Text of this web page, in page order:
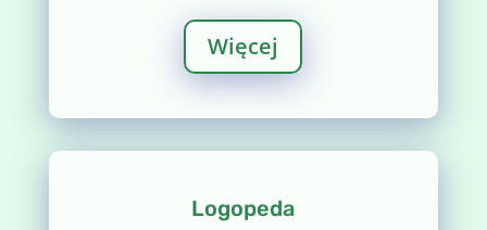
Więcej
Logopeda